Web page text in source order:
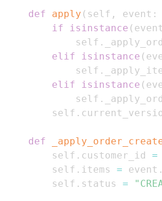
def apply ( self , event :
if
isinstance ( event
            self
.
elif
isinstance (
            self
.
elif
isinstance (
            self
.
        self
.
def
        self
. customer_id =
        self
. items = event .
        self
. status =